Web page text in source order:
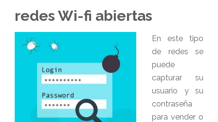
redes Wi-fi abiertas
En este tipo
de redes se
puede
capturar su
usuario y su
contraseña
para vender o